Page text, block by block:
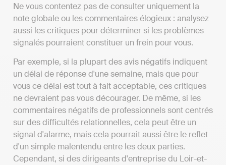
Ne vous contentez pas de consulter uniquement la
note globale ou les commentaires élogieux : analysez
aussi les critiques pour déterminer si les problèmes
signalés pourraient constituer un frein pour vous.
Par exemple, si la plupart des avis négatifs indiquent
un délai de réponse d'une semaine, mais que pour
vous ce délai est tout à fait acceptable, ces critiques
ne devraient pas vous décourager. De même, si les
commentaires négatifs de professionnels sont centrés
sur des difficultés relationnelles, cela peut être un
signal d'alarme, mais cela pourrait aussi être le reflet
d'un simple malentendu entre les deux parties.
Cependant, si des dirigeants d'entreprise du Loir-et-